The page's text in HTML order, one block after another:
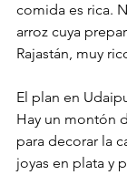
comida es rica.
arroz cuya
Rajastán, muy
El plan en
Hay un montón
para decorar la
joyas en plata y